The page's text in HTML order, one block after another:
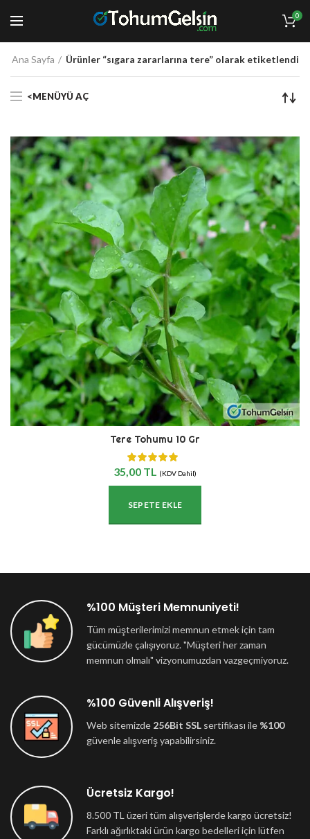
0
Ana Sayfa Ürünler “sıgara zararlarına tere” olarak etiketlendi
<MENÜYÜ AÇ
Tere Tohumu 10 Gr
35,00 TL (KDV Dahil)
SEPETE EKLE
%100 Müşteri Memnuniyeti!
Tüm müşterilerimizi memnun etmek için tam
gücümüzle çalışıyoruz. "Müşteri her zaman
memnun olmalı" vizyonumuzdan vazgeçmiyoruz.
%100 Güvenli Alışveriş!
Web sitemizde 256Bit SSL sertifikası ile %100
güvenle alışveriş yapabilirsiniz.
Ücretsiz Kargo!
8.500 TL üzeri tüm alışverişlerde kargo ücretsiz!
Farklı ağırlıktaki ürün kargo bedelleri için lütfen